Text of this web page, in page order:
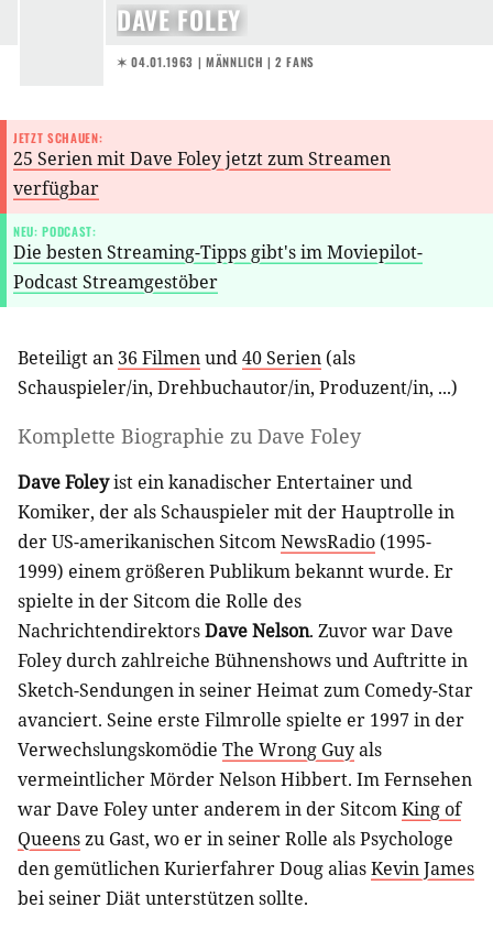
DAVE FOLEY
✶ 04.01.1963 | MÄNNLICH | 2 FANS
JETZT SCHAUEN:
25 Serien mit Dave Foley jetzt zum Streamen
verfügbar
NEU: PODCAST:
Die besten Streaming-Tipps gibt's im Moviepilot-
Podcast Streamgestöber
Beteiligt an 36 Filmenund40 Serien (als
Schauspieler/in, Drehbuchautor/in, Produzent/in, ...)
Komplette Biographie zu Dave Foley
Dave Foleyist ein kanadischer Entertainer und
Komiker, der als Schauspieler mit der Hauptrolle in
der US-amerikanischen SitcomNewsRadio (1995-
1999) einem größeren Publikum bekannt wurde. Er
spielte in der Sitcom die Rolle des
NachrichtendirektorsDave Nelson. Zuvor war Dave
Foley durch zahlreiche Bühnenshows und Auftritte in
Sketch-Sendungen in seiner Heimat zum Comedy-Star
avanciert. Seine erste Filmrolle spielte er 1997 in der
Verwechslungskomödie The Wrong Guyals
vermeintlicher Mörder Nelson Hibbert. Im Fernsehen
war Dave Foley unter anderem in der SitcomKing of
Queenszu Gast, wo er in seiner Rolle als Psychologe
den gemütlichen Kurierfahrer Doug aliasKevin James
bei seiner Diät unterstützen sollte.